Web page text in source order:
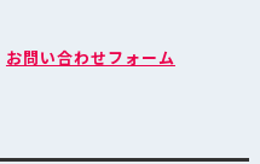
お問い合わせフォーム